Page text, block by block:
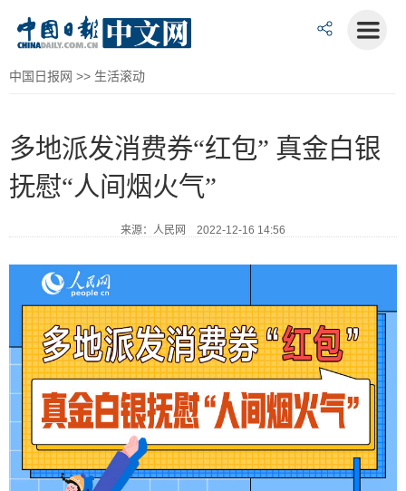
中国日报网 >> 生活滚动
多地派发消费券“红包” 真金白银
抚慰“人间烟火气”
来源：人民网 2022-12-16 14:56